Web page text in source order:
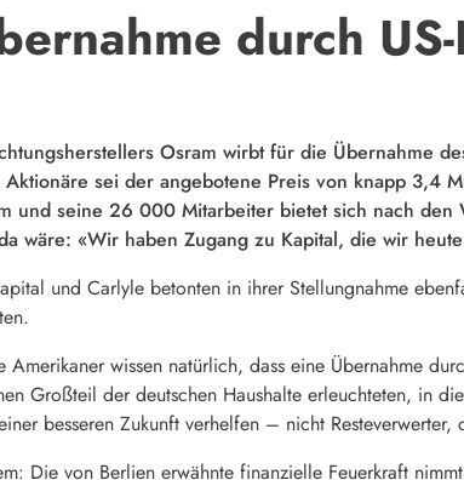
durch
Osram wirbt für die Übernahme
sei der angebotene Preis von knapp 3,4
und seine 26 000 Mitarbeiter bietet sich nach
wäre: «Wir haben Zugang zu Kapital, die wir
und Carlyle betonten in ihrer Stellungnahme
Amerikaner wissen natürlich, dass eine Übernahme
Großteil der deutschen Haushalte erleuchteten, in
besseren Zukunft verhelfen – nicht
Die von Berlien erwähnte finanzielle Feuerkraft